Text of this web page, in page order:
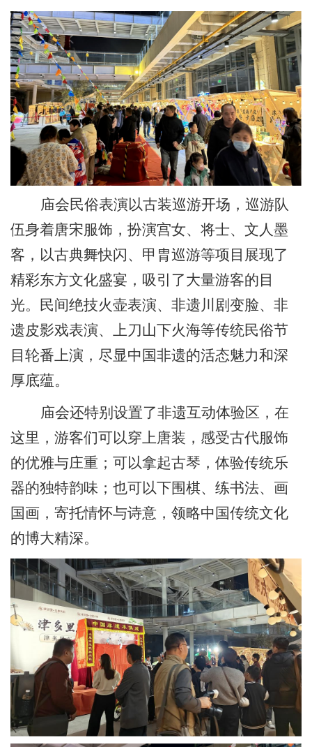
庙会民俗表演以古装巡游开场，巡游队
伍身着唐宋服饰，扮演宫女、将士、文人墨
客，以古典舞快闪、甲胄巡游等项目展现了
精彩东方文化盛宴，吸引了大量游客的目
光。民间绝技火壶表演、非遗川剧变脸、非
遗皮影戏表演、上刀山下火海等传统民俗节
目轮番上演，尽显中国非遗的活态魅力和深
厚底蕴。
庙会还特别设置了非遗互动体验区，在
这里，游客们可以穿上唐装，感受古代服饰
的优雅与庄重；可以拿起古琴，体验传统乐
器的独特韵味；也可以下围棋、练书法、画
国画，寄托情怀与诗意，领略中国传统文化
的博大精深。